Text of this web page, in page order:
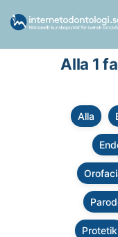
Alla 1
Alla
Protetik